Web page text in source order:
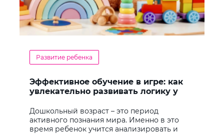
Развитие ребенка
Эффективное обучение в игре: как
увлекательно развивать логику у
Дошкольный возраст – это период
активного познания мира. Именно в это
время ребенок учится анализировать и